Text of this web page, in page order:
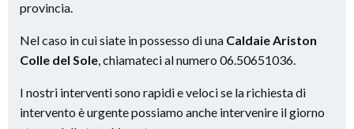
provincia.
Nel caso in cui siate in possesso di una Caldaie Ariston
Colle del Sole , chiamateci al numero 06.50651036.
I nostri interventi sono rapidi e veloci se la richiesta di
intervento è urgente possiamo anche intervenire il giorno